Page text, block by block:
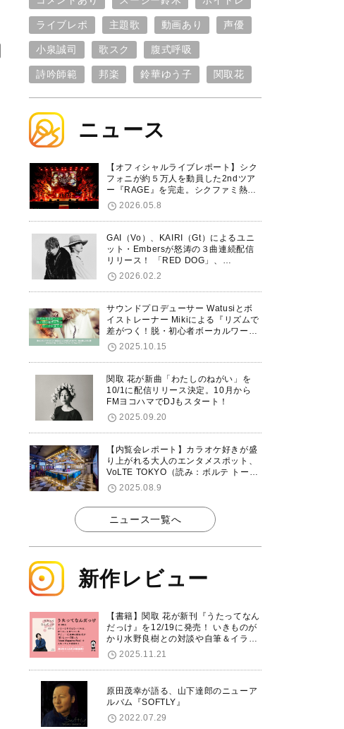
ライブレポ 主題歌 動画あり 声優
小泉誠司 歌スク 腹式呼吸
詩吟師範 邦楽 鈴華ゆう子 関取花
ニュース
【オフィシャルライブレポート】シク
フォニが約５万人を動員した2ndツア
ー『RAGE』を完走。シクファミ熱狂
のKアリーナ横浜ファイナル公演の模
様をお届け！
2026.05.8
GAI（Vo）、KAIRI（Gt）によるユニ
ット・Embersが怒涛の３曲連続配信
リリース！ 「RED DOG」、
「Untitled Hero」に続き、5thシング
ル「De-Marionette」のリリースを発
表！
2026.02.2
サウンドプロデューサー Watusiとボ
イストレーナー Mikiによる『リズムで
差がつく！脱・初心者ボーカルワーク
ショップ』が12/7に渋谷で開催！
2025.10.15
関取 花が新曲「わたしのねがい」を
10/1に配信リリース決定。10月から
FMヨコハマでDJもスタート！
2025.09.20
【内覧会レポート】カラオケ好きが盛
り上がれる大人のエンタメスポット、
VoLTE TOKYO（読み：ボルテ トーキ
ョー）が東京・品川に8/8グランドオ
ープン！
2025.08.9
ニュース一覧へ
新作レビュー
【書籍】関取 花が新刊『うたってなん
だっけ』を12/19に発売！ いきものが
かり水野良樹との対談や自筆＆イラス
トで綴る自分史も掲載。さらに自身の
誕生日12/18に渋谷で出版記念イベン
トを開催！
2025.11.21
原田茂幸が語る、山下達郎のニューア
ルバム『SOFTLY』
2022.07.29